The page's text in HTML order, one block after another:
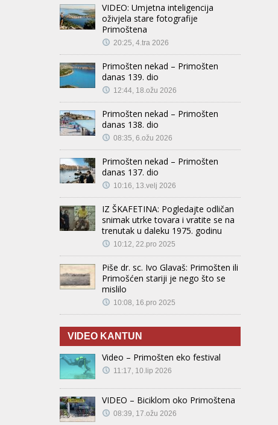
VIDEO: Umjetna inteligencija
oživjela stare fotografije
Primoštena
20:25, 4.tra 2026
Primošten nekad – Primošten
danas 139. dio
12:44, 18.ožu 2026
Primošten nekad – Primošten
danas 138. dio
08:35, 6.ožu 2026
Primošten nekad – Primošten
danas 137. dio
10:16, 13.velj 2026
IZ ŠKAFETINA: Pogledajte odličan
snimak utrke tovara i vratite se na
trenutak u daleku 1975. godinu
10:12, 22.pro 2025
Piše dr. sc. Ivo Glavaš: Primošten ili
Primošćen stariji je nego što se
mislilo
10:08, 16.pro 2025
VIDEO KANTUN
Video – Primošten eko festival
11:17, 10.lip 2026
VIDEO – Biciklom oko Primoštena
08:39, 17.ožu 2026